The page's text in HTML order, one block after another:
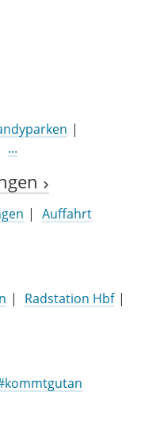
...
Auffahrt
Radstation Hbf